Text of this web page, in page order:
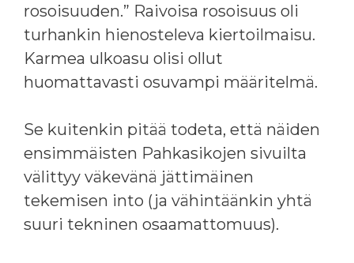
rosoisuuden.” Raivoisa rosoisuus oli
turhankin hienosteleva kiertoilmaisu.
Karmea ulkoasu olisi ollut
huomattavasti osuvampi määritelmä.
Se kuitenkin pitää todeta, että näiden
ensimmäisten Pahkasikojen sivuilta
välittyy väkevänä jättimäinen
tekemisen into (ja vähintäänkin yhtä
suuri tekninen osaamattomuus).